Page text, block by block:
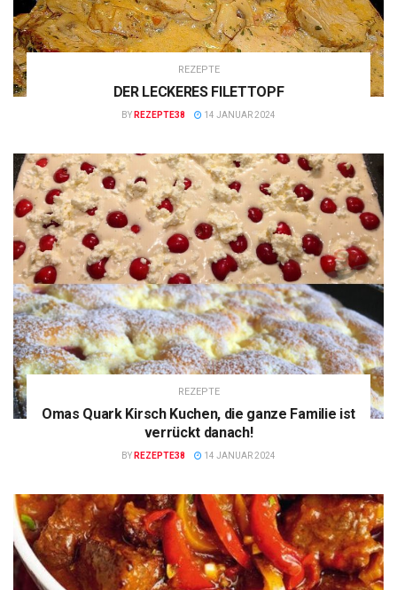
REZEPTE
DER LECKERES FILETTOPF
BY REZEPTE38 14 JANUAR 2024
REZEPTE
Omas Quark Kirsch Kuchen, die ganze Familie ist
verrückt danach!
BY REZEPTE38 14 JANUAR 2024